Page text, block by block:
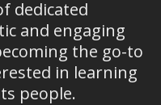
dedicated
and engaging
the go-to
in learning
people.